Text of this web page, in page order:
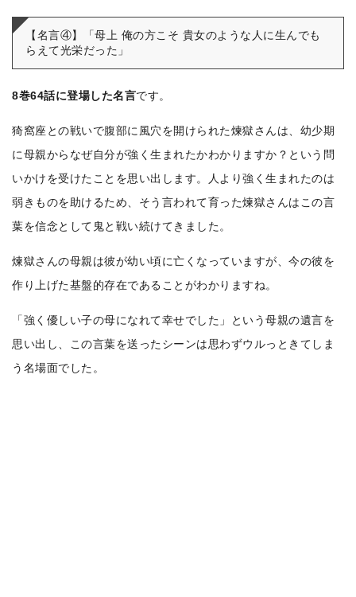
【名言④】「母上 俺の方こそ 貴女のような人に生んでも
らえて光栄だった」
8巻64話に登場した名言です。
猗窩座との戦いで腹部に風穴を開けられた煉獄さんは、幼少期
に母親からなぜ自分が強く生まれたかわかりますか？という問
いかけを受けたことを思い出します。人より強く生まれたのは
弱きものを助けるため、そう言われて育った煉獄さんはこの言
葉を信念として鬼と戦い続けてきました。
煉獄さんの母親は彼が幼い頃に亡くなっていますが、今の彼を
作り上げた基盤的存在であることがわかりますね。
「強く優しい子の母になれて幸せでした」という母親の遺言を
思い出し、この言葉を送ったシーンは思わずウルっときてしま
う名場面でした。